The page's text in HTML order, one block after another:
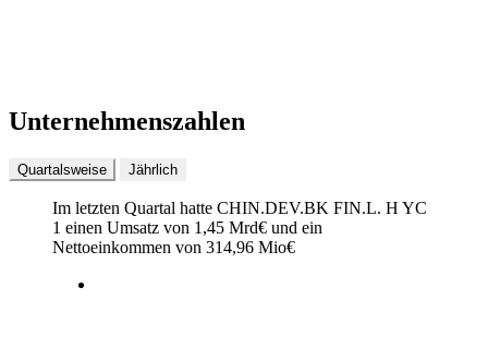
Unternehmenszahlen
Quartalsweise Jährlich
Im letzten Quartal hatte CHIN.DEV.BK FIN.L. H YC
1 einen Umsatz von 1,45 Mrd€ und ein
Nettoeinkommen von 314,96 Mio€